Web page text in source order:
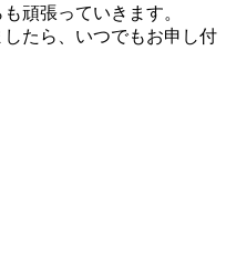
頑張っていきます。
たら、いつでもお申し付